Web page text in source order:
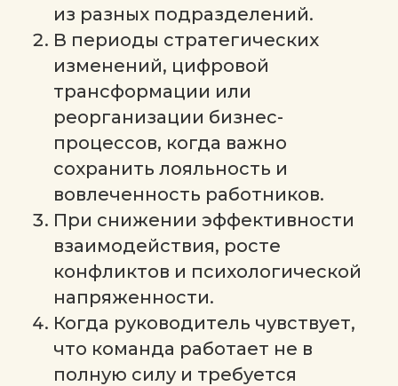
из разных подразделений.
В периоды стратегических
изменений, цифровой
трансформации или
реорганизации бизнес-
процессов, когда важно
сохранить лояльность и
вовлеченность работников.
При снижении эффективности
взаимодействия, росте
конфликтов и психологической
напряженности.
Когда руководитель чувствует,
что команда работает не в
полную силу и требуется